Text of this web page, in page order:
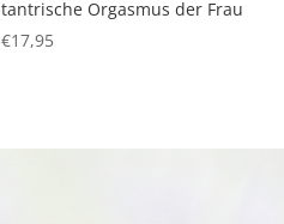
tantrische Orgasmus der Frau
€17,95